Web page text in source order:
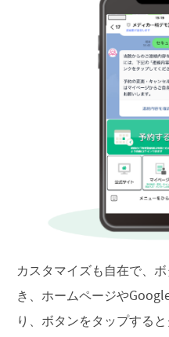
カスタマイズも自在で、
き、ホームページや
り、ボタンをタップする